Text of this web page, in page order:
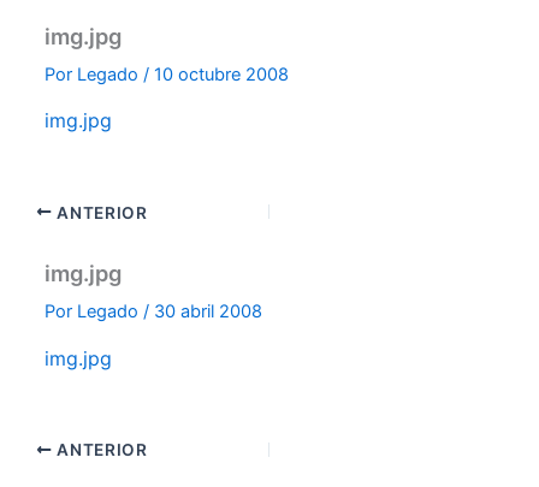
img.jpg
Por Legado/10 octubre 2008
img.jpg
ANTERIOR
img.jpg
Por Legado/ 30 abril 2008
img.jpg
ANTERIOR